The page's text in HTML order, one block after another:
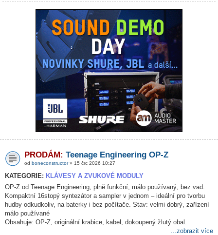
PRODÁM: Teenage Engineering OP-Z
od boneconstructor» 15 črc 2026 10:27
KATEGORIE: KLÁVESY A ZVUKOVÉ MODULY
OP-Z od Teenage Engineering, plně funkční, málo používaný, bez vad.
Kompaktní 16stopý syntezátor a sampler v jednom – ideální pro tvorbu
hudby odkudkoliv, na baterky i bez počítače. Stav: velmi dobrý, zařízení
málo používané
Obsahuje: OP-Z, originální krabice, kabel, dokoupený žlutý obal.
...zobrazit více